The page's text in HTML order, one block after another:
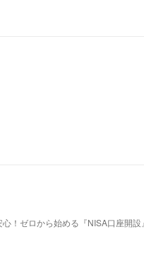
！ゼロから始める『NISA口座開設